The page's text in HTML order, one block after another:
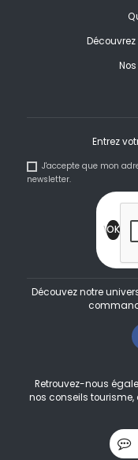
Entrez
J'accepte que mon
newsletter.
Découvez notre
Retrouvez-nous
nos conseils